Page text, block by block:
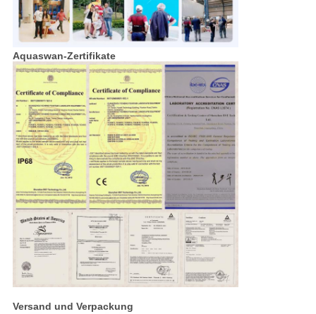
Aquaswan-Zertifikate
Versand und Verpackung